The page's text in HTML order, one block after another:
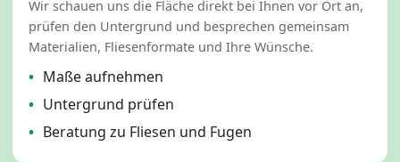
Wir schauen uns die Fläche direkt bei Ihnen vor Ort an,
prüfen den Untergrund und besprechen gemeinsam
Materialien, Fliesenformate und Ihre Wünsche.
Maße aufnehmen
Untergrund prüfen
Beratung zu Fliesen und Fugen